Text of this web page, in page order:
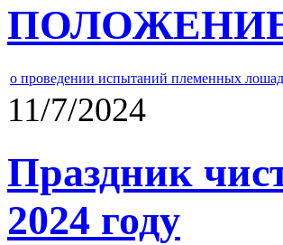
о проведении испытаний племенных
11/7/2024
Праздник
2024 году